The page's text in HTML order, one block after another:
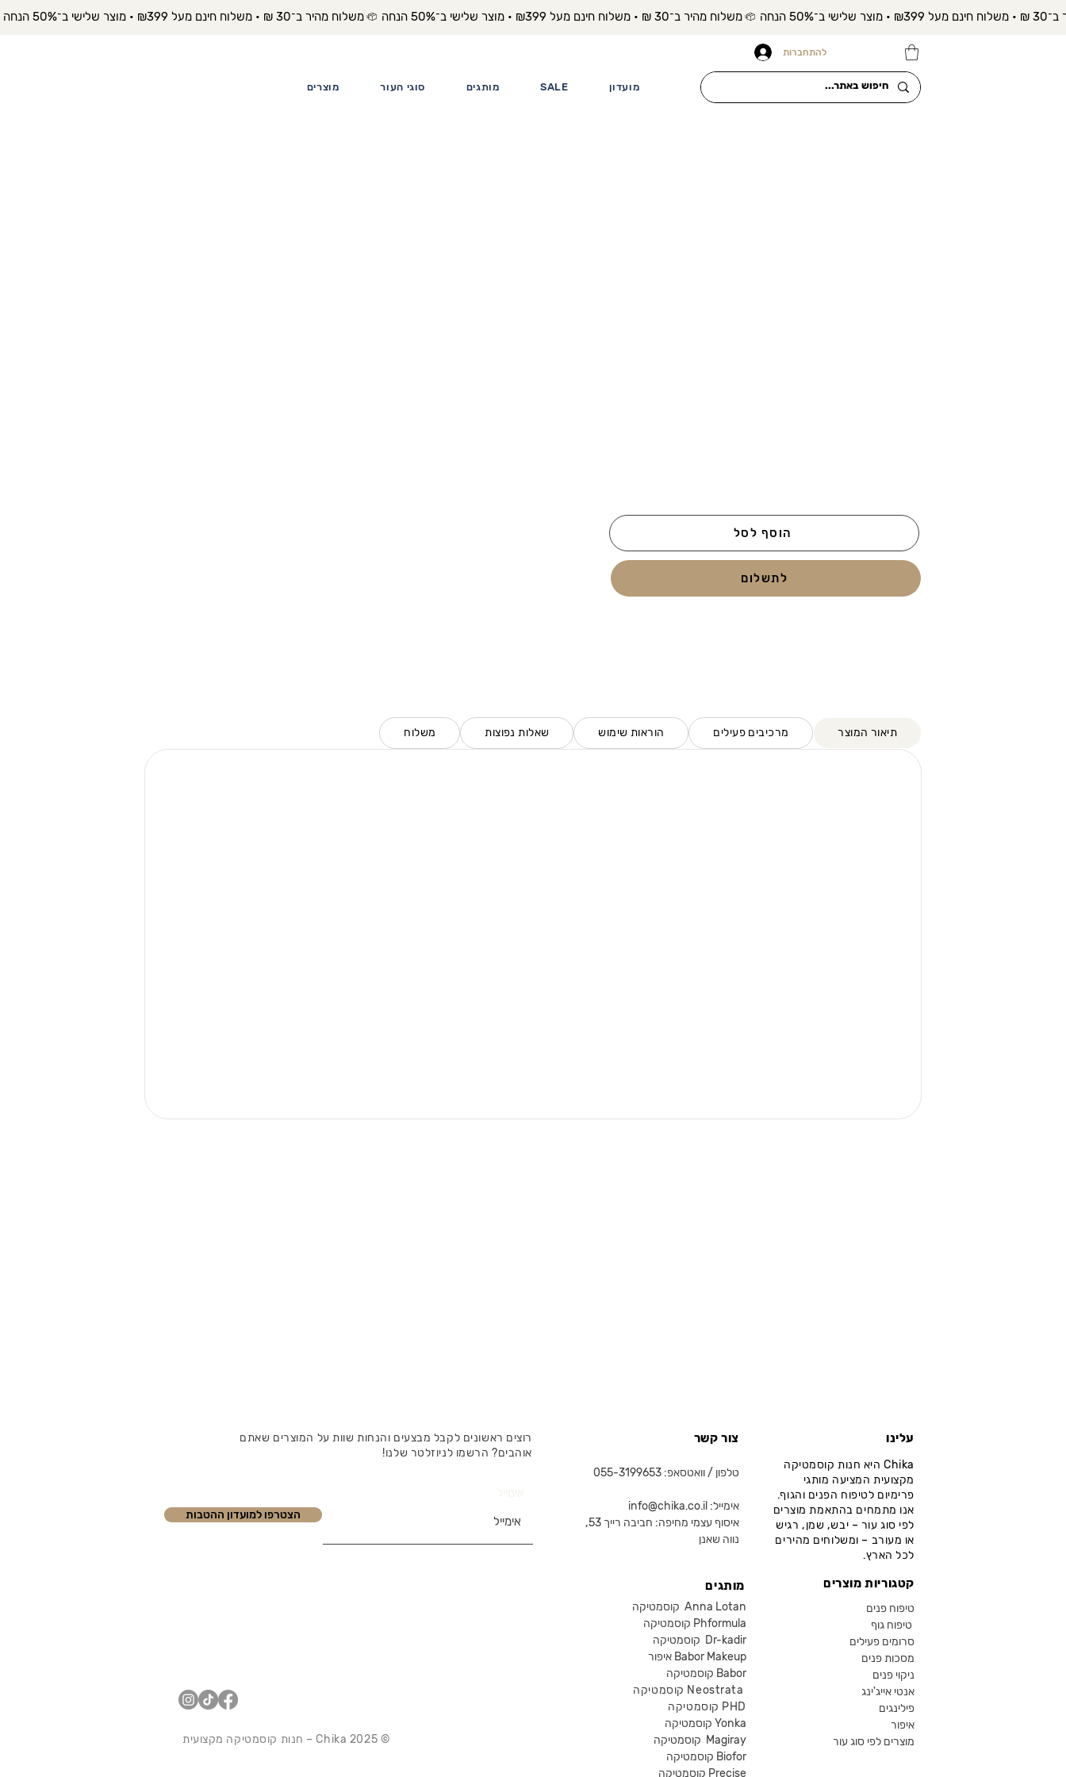
משלוח מהיר ב־30 ₪ • משלוח חינם מעל ₪399 • מוצר שלישי ב־50% הנחה
מוצרים סוגי העור מותגים SALE מועדון
להתחברות
הוסף לסל
לתשלום
תיאור המוצר מרכיבים פעילים הוראות שימוש שאלות נפוצות משלוח
רוצים ראשונים לקבל מבצעים והנחות שוות על המוצרים שאתם
אוהבים? הרשמו לניוזלטר שלנו!
הצטרפו למועדון ההטבות
© 2025 Chika – חנות קוסמטיקה מקצועית
צור קשר
טלפון / וואטסאפ: 055-3199653
אימייל: info@chika.co.il
איסוף עצמי מחיפה: חביבה רייך 53,
נווה שאנן
מותגים
קוסמטיקה Anna Lotan
קוסמטיקה Phformula
קוסמטיקה Dr-kadir
איפור Babor Makeup
קוסמטיקה Babor
קוסמטיקה Neostrata
קוסמטיקה PHD
קוסמטיקה Yonka
Magiray
קוסמטיקה Biofor
קוסמטיקה Precise
עלינו
Chika היא חנות קוסמטיקה
מקצועית המציעה מותגי
פרימיום לטיפוח הפנים והגוף.
אנו מתמחים בהתאמת מוצרים
לפי סוג עור – יבש, שמן, רגיש
או מעורב – ומשלוחים מהירים
לכל הארץ.
קטגוריות מוצרים
טיפוח פנים
טיפוח גוף
סרומים פעילים
מסכות פנים
ניקוי פנים
אנטי אייג'ינג
פילינגים
איפור
מוצרים לפי סוג עור